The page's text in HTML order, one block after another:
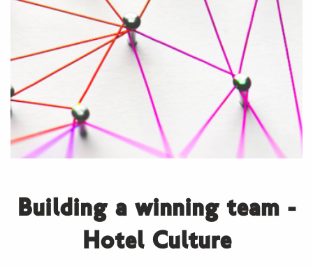
Building a winning team -
Hotel Culture